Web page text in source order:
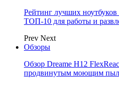
Рейтинг лучших ноутбуков
ТОП-10 для работы и
Prev Next
Обзоры
Обзор Dreame H12
продвинутым моющим